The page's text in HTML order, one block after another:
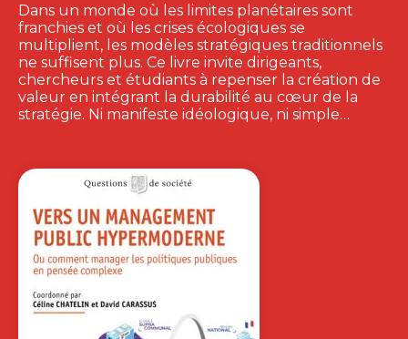
Dans un monde où les limites planétaires sont
franchies et où les crises écologiques se
multiplient, les modèles stratégiques traditionnels
ne suffisent plus. Ce livre invite dirigeants,
chercheurs et étudiants à repenser la création de
valeur en intégrant la durabilité au cœur de la
stratégie. Ni manifeste idéologique, ni simple…